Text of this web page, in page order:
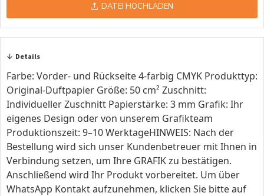
DATEI HOCHLADEN
Details
Farbe: Vorder- und Rückseite 4-farbig CMYK Produkttyp:
Original-Duftpapier Größe: 50 cm² Zuschnitt:
Individueller Zuschnitt Papierstärke: 3 mm Grafik: Ihr
eigenes Design oder von unserem Grafikteam
Produktionszeit: 9–10 WerktageHINWEIS: Nach der
Bestellung wird sich unser Kundenbetreuer mit Ihnen in
Verbindung setzen, um Ihre GRAFIK zu bestätigen.
Anschließend wird Ihr Produkt vorbereitet. Um über
WhatsApp Kontakt aufzunehmen, klicken Sie bitte auf